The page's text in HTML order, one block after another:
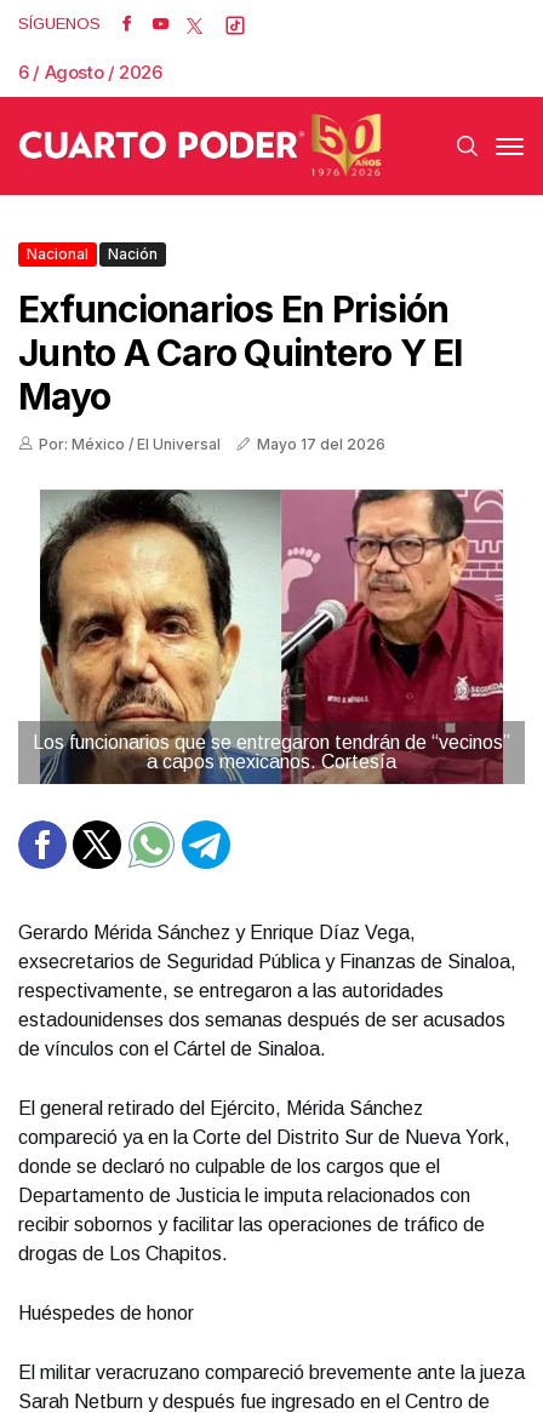
SÍGUENOS
6 / Agosto / 2026
Nacional Nación
Exfuncionarios En Prisión
Junto A Caro Quintero Y El
Mayo
Por: México / El Universal Mayo 17 del 2026
Los funcionarios que se entregaron tendrán de “vecinos”
a capos mexicanos. Cortesía
Gerardo Mérida Sánchez y Enrique Díaz Vega,
exsecretarios de Seguridad Pública y Finanzas de Sinaloa,
respectivamente, se entregaron a las autoridades
estadounidenses dos semanas después de ser acusados
de vínculos con el Cártel de Sinaloa.
El general retirado del Ejército, Mérida Sánchez
compareció ya en la Corte del Distrito Sur de Nueva York,
donde se declaró no culpable de los cargos que el
Departamento de Justicia le imputa relacionados con
recibir sobornos y facilitar las operaciones de tráfico de
drogas de Los Chapitos.
Huéspedes de honor
El militar veracruzano compareció brevemente ante la jueza
Sarah Netburn y después fue ingresado en el Centro de